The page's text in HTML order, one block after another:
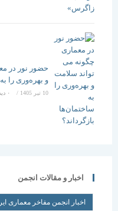
حضور نور در
و بهره‌وری را
10 تیر 1405 / ۰ دیدگاه
اخبار و مقالات انجمن
اخبار انجمن مفاخر معماری